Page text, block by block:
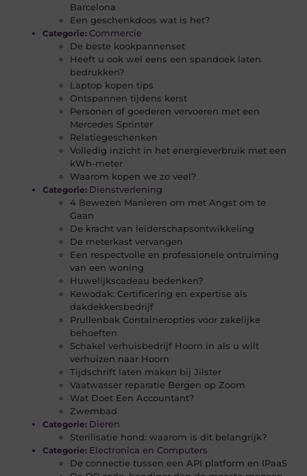
Barcelona
Een geschenkdoos wat is het?
Categorie: Commercie
De beste kookpannenset
Heeft u ook wel eens een spandoek laten
bedrukken?
Laptop kopen tips
Ontspannen tijdens kerst
Personen of goederen vervoeren met een
Mercedes Sprinter
Relatiegeschenken
Volledig inzicht in het energieverbruik met een
kWh-meter
Waarom kopen we zo veel?
Categorie: Dienstverlening
4 Bewezen Manieren om met Angst om te
Gaan
De kracht van leiderschapsontwikkeling
De meterkast vervangen
Een respectvolle en professionele ontruiming
van een woning
Huwelijkscadeau bedenken?
Kewodak: Certificering en expertise als
dakdekkersbedrijf
Prullenbak Containeropties voor zakelijke
behoeften
Schakel verhuisbedrijf Hoorn in als u wilt
verhuizen naar Hoorn
Tijdschrift laten maken bij Jilster
Vaatwasser reparatie Bergen op Zoom
Wat Doet Een Accountant?
Zwembad
Categorie: Dieren
Sterilisatie hond: waarom is dit belangrijk?
Categorie: Electronica en Computers
De connectie tussen een API platform en IPaaS